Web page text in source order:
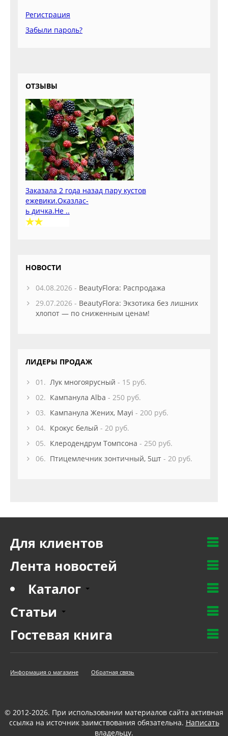
Регистрация
Забыли пароль?
ОТЗЫВЫ
Заказала 2 года назад пару кустов
ежевики.Оказлас-
ь дичка.Не ..
НОВОСТИ
04.08.2026 - BeautyFlora: Распродажа
29.07.2026 - BeautyFlora: Экзотика без лишних
хлопот — по сниженным ценам!
ЛИДЕРЫ ПРОДАЖ
01. Лук многоярусный - 15 руб.
02. Кампанула Alba - 250 руб.
03. Кампанула Жених, Mayi - 200 руб.
04. Крокус белый - 20 руб.
05. Клеродендрум Томпсона - 250 руб.
06. Птицемлечник зонтичный, 5шт - 20 руб.
Для клиентов
Лента новостей
Каталог
Статьи
Гостевая книга
Информация о магазине Обратная связь
© 2012-2026. При использовании материалов сайта активная
ссылка на источник заимствования обязательна. Написать
владельцу.